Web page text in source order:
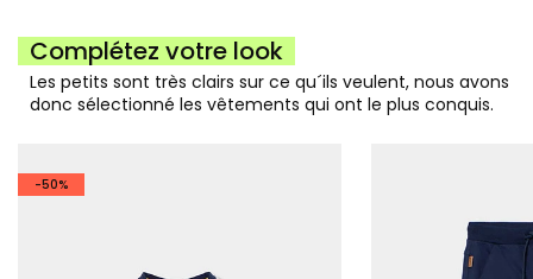
Complétez votre look
Les petits sont très clairs sur ce qu´ils veulent, nous avons
donc sélectionné les vêtements qui ont le plus conquis.
-50%